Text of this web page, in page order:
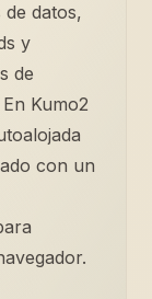
datos,
y
de
Kumo2
con un